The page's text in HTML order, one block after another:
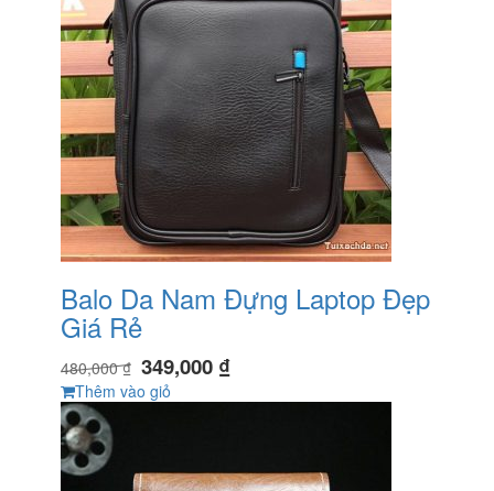
Balo Da Nam Đựng Laptop Đẹp
Giá Rẻ
480,000₫ 349,000 ₫
Thêm vào giỏ